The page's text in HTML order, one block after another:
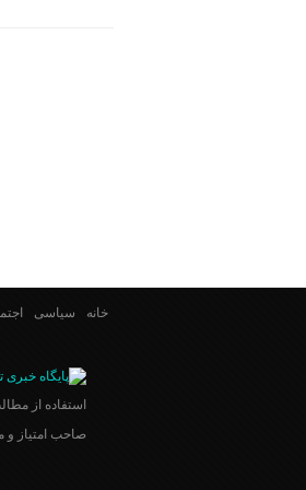
خانه سیاسی
استفاده از
صاحب امتیاز